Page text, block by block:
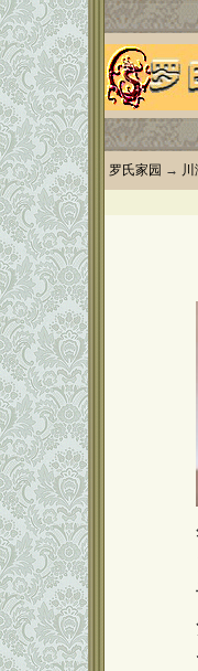
罗氏家园 →